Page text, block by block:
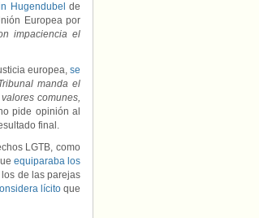
Hugendubel de
Europea por
impaciencia el
europea, se
manda el
comunes,
pide opinión al
final.
LGTB, como
equiparaba los
de las parejas
lícitoque